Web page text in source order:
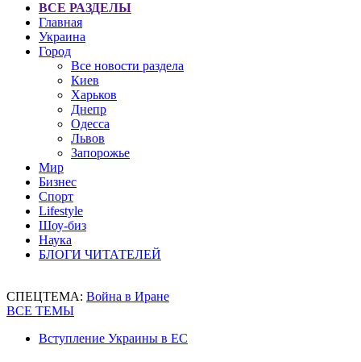
ВСЕ РАЗДЕЛЫ
Главная
Украина
Город
Все новости раздела
Киев
Харьков
Днепр
Одесса
Львов
Запорожье
Мир
Бизнес
Спорт
Lifestyle
Шоу-биз
Наука
БЛОГИ ЧИТАТЕЛЕЙ
СПЕЦТЕМА: Война в Иране
ВСЕ ТЕМЫ
Вступление Украины в ЕС